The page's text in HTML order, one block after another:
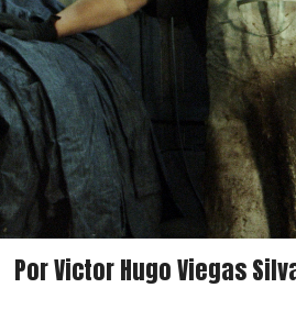
Por Victor Hugo Viegas